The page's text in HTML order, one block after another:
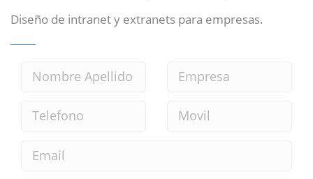
Diseño de intranet y extranets para empresas.